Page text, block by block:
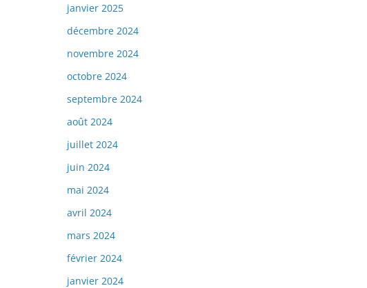
janvier 2025
décembre 2024
novembre 2024
octobre 2024
septembre 2024
août 2024
juillet 2024
juin 2024
mai 2024
avril 2024
mars 2024
février 2024
janvier 2024